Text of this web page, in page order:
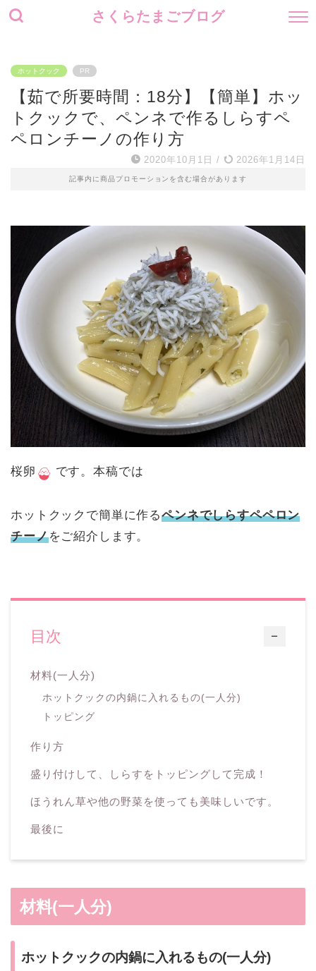
さくらたまごブログ
ホットクック PR
【茹で所要時間：18分】【簡単】ホッ
トクックで、ペンネで作るしらすペ
ペロンチーノの作り方
2020年10月1日 / 2026年1月14日
記事内に商品プロモーションを含む場合があります
桜卵 です。本稿では
ホットクックで簡単に作るペンネでしらすペペロン
チーノをご紹介します。
ー
目次
材料(一人分)
ホットクックの内鍋に入れるもの(一人分)
トッピング
作り方
盛り付けして、しらすをトッピングして完成！
ほうれん草や他の野菜を使っても美味しいです。
最後に
材料(一人分)
ホットクックの内鍋に入れるもの(一人分)